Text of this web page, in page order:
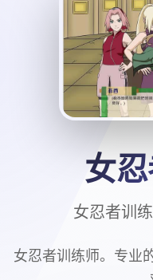
女
女忍者训
女忍者训练师。专业